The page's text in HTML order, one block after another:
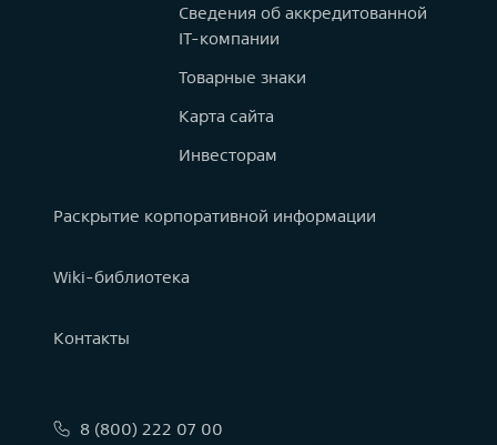
Сведения об аккредитованной
IT-компании
Товарные знаки
Карта сайта
Инвесторам
Раскрытие корпоративной информации
Wiki-библиотека
Контакты
8 (800) 222 07 00